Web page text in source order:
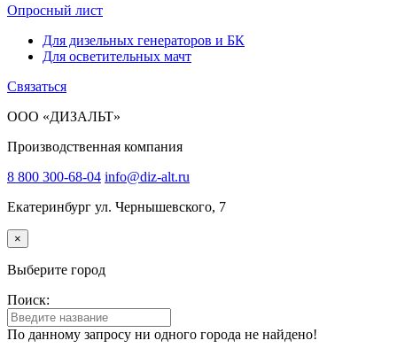
Опросный лист
Для дизельных генераторов и БК
Для осветительных мачт
Связаться
ООО «ДИЗАЛЬТ»
Производственная компания
8 800 300-68-04 info@diz-alt.ru
Екатеринбург ул. Чернышевского, 7
×
Выберите город
Поиск:
По данному запросу ни одного города не найдено!